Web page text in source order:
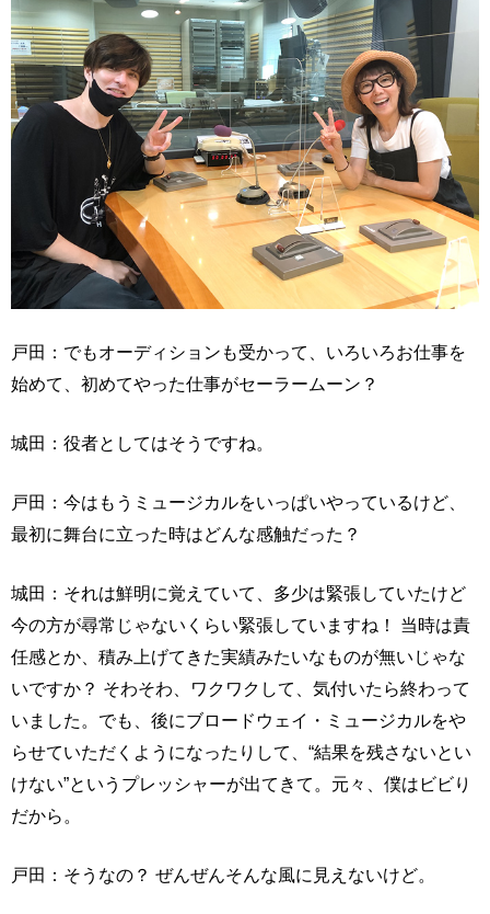
戸田：でもオーディションも受かって、いろいろお仕事を
始めて、初めてやった仕事がセーラームーン？
城田：役者としてはそうですね。
戸田：今はもうミュージカルをいっぱいやっているけど、
最初に舞台に立った時はどんな感触だった？
城田：それは鮮明に覚えていて、多少は緊張していたけど
今の方が尋常じゃないくらい緊張していますね！ 当時は責
任感とか、積み上げてきた実績みたいなものが無いじゃな
いですか？ そわそわ、ワクワクして、気付いたら終わって
いました。でも、後にブロードウェイ・ミュージカルをや
らせていただくようになったりして、“結果を残さないとい
けない”というプレッシャーが出てきて。元々、僕はビビり
だから。
戸田：そうなの？ ぜんぜんそんな風に見えないけど。